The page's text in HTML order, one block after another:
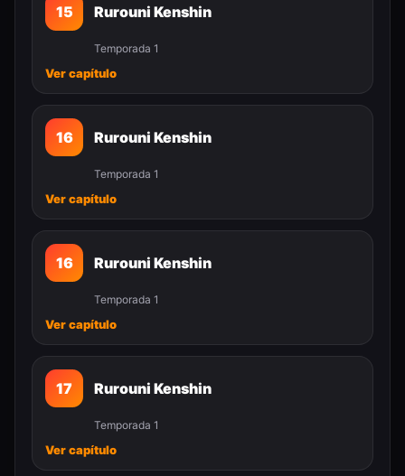
15 Rurouni Kenshin
Temporada 1
Ver capítulo
16 Rurouni Kenshin
Temporada 1
Ver capítulo
16 Rurouni Kenshin
Temporada 1
Ver capítulo
17 Rurouni Kenshin
Temporada 1
Ver capítulo